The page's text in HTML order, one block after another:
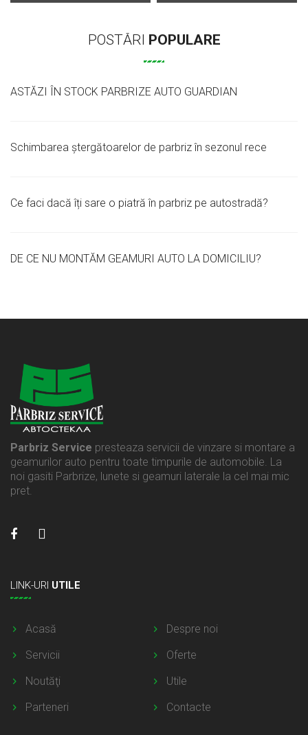
POSTĂRI POPULARE
ASTĂZI ÎN STOCK PARBRIZE AUTO GUARDIAN
Schimbarea ștergătoarelor de parbriz în sezonul rece
Ce faci dacă îți sare o piatră în parbriz pe autostradă?
DE CE NU MONTĂM GEAMURI AUTO LA DOMICILIU?
Parbriz Service presteaza servicii de vinzare si montare a
geamurilor auto pentru toate timpurile de automobile. La
noi gasiti Parbrize, lunete si geamuri laterale la cel mai mic
pret.
LINK-URI UTILE
Acasă
Despre noi
Servicii
Oferte
Noutăţi
Utile
Parteneri
Contacte